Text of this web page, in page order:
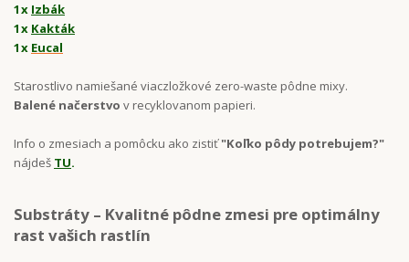
1x Izbák
1x Kakták
1x Eucal
Starostlivo namiešané viaczložkové zero-waste pôdne mixy.
Balené načerstvo v recyklovanom papieri.
Info o zmesiach a pomôcku ako zistiť"Koľko pôdy potrebujem?"
nájdeš TU.
Substráty – Kvalitné pôdne zmesi pre optimálny
rast vašich rastlín